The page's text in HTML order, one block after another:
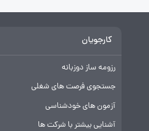
کارجویان
رزومه ساز دوزبانه
جستجوی فرصت های شغلی
آزمون های خودشناسی
آشنایی بیشتر با شرکت ها